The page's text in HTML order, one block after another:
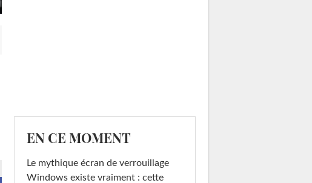
EN CE MOMENT
Le mythique écran de verrouillage
Windows existe vraiment : cette